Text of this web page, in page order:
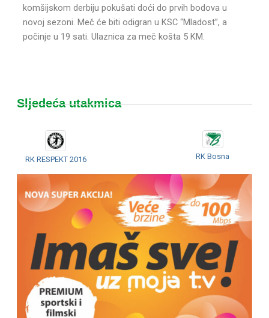
komšijskom derbiju pokušati doći do prvih bodova u
novoj sezoni. Meč će biti odigran u KSC “Mladost”, a
počinje u 19 sati. Ulaznica za meč košta 5 KM.
Sljedeća utakmica
RK RESPEKT 2016 RK Bosna